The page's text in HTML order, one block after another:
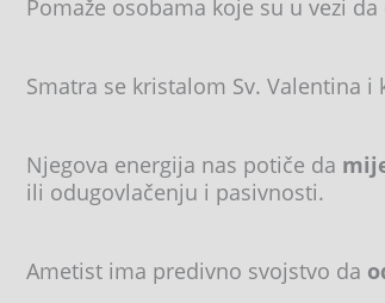
Pomaže osobama koje su u vezi da
Smatra se kristalom Sv. Valentina i
Njegova energija nas potiče da
ili odugovlačenju i pasivnosti.
Ametist ima predivno svojstvo da